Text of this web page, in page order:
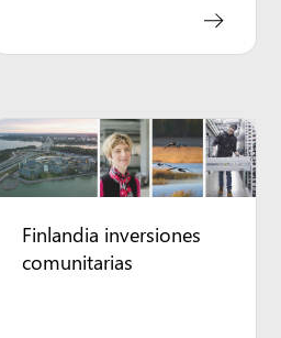
Finlandia inversiones
comunitarias